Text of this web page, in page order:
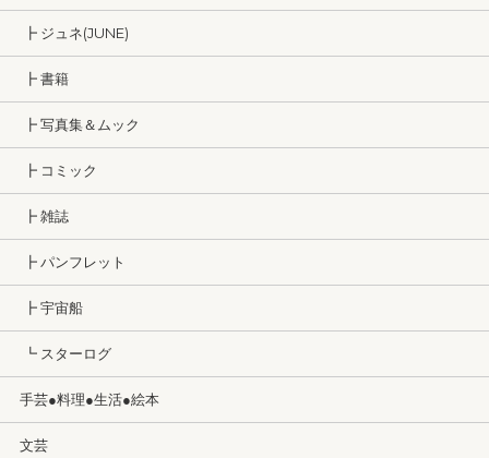
┣ ジュネ(JUNE)
┣ 書籍
┣ 写真集＆ムック
┣ コミック
┣ 雑誌
┣ パンフレット
┣ 宇宙船
┗ スターログ
手芸●料理●生活●絵本
文芸